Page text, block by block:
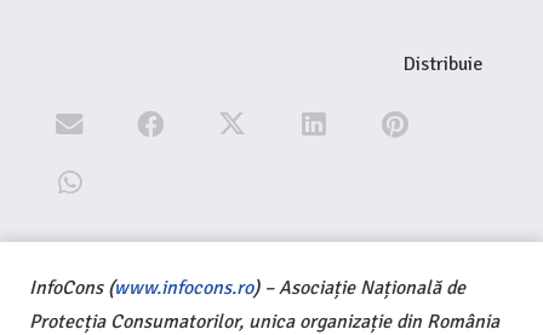
Distribuie
InfoCons (www.infocons.ro) – Asociație Națională de
Protecția Consumatorilor, unica organizație din România